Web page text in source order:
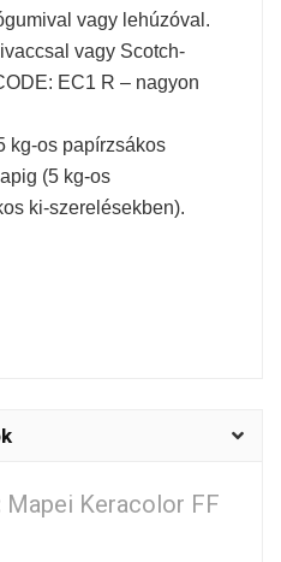
vagy lehúzóval.
vagy Scotch-
EC1 R – nagyon
kg-os papírzsákos
(5 kg-os
ki-szerelésekben).
Mapei Keracolor FF